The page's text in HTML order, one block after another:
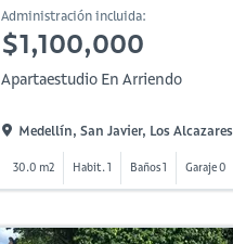
Administración incluida:
$1,100,000
Apartaestudio En Arriendo
Medellín, San Javier, Los Alcazares
30.0 m2 Habit. 1 Baños 1 Garaje 0